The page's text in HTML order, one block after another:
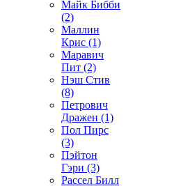
Майк Бибби
(2)
Маллин
Крис (1)
Маравич
Пит (2)
Нэш Стив
(8)
Петрович
Дражен (1)
Пол Пирс
(3)
Пэйтон
Гэри (3)
Рассел Билл